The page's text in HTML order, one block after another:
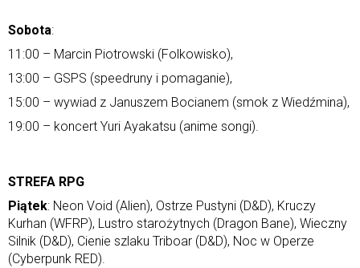
Sobota:
11:00 – Marcin Piotrowski (Folkowisko),
13:00 – GSPS (speedruny i pomaganie),
15:00 – wywiad z Januszem Bocianem (smok z Wiedźmina),
19:00 – koncert Yuri Ayakatsu (anime songi).
STREFA RPG
Piątek: Neon Void (Alien), Ostrze Pustyni (D&D), Kruczy
Kurhan (WFRP), Lustro starożytnych (Dragon Bane), Wieczny
Silnik (D&D), Cienie szlaku Triboar (D&D), Noc w Operze
(Cyberpunk RED).